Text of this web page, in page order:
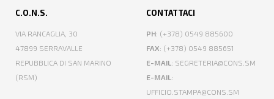
C.O.N.S.
VIA RANCAGLIA, 30
47899 SERRAVALLE
REPUBBLICA DI SAN MARINO
(RSM)
CONTATTACI
PH: (+378) 0549 885600
FAX: (+378) 0549 885651
E-MAIL: SEGRETERIA@CONS.SM
E-MAIL:
UFFICIO.STAMPA@CONS.SM